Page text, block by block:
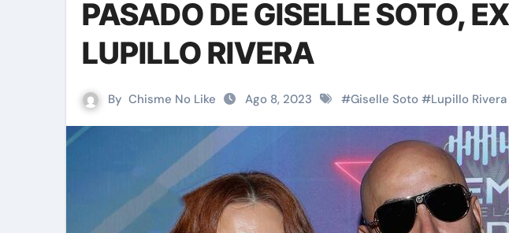
PASADO DE GISELLE SOTO,
LUPILLO RIVERA
By Chisme No Like Ago 8, 2023 #Giselle Soto #Lupillo Rivera